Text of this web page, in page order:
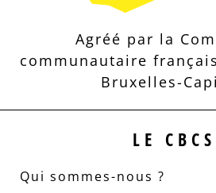
Agréé par la
communautaire
Bruxelles-
LE CBCS
Qui sommes-nous ?